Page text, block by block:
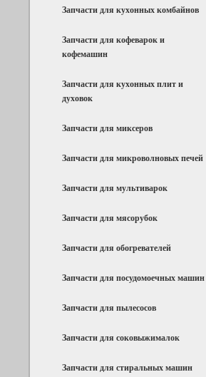
Запчасти для кухонных комбайнов
Запчасти для кофеварок и
кофемашин
Запчасти для кухонных плит и
духовок
Запчасти для миксеров
Запчасти для микроволновых печей
Запчасти для мультиварок
Запчасти для мясорубок
Запчасти для обогревателей
Запчасти для посудомоечных машин
Запчасти для пылесосов
Запчасти для соковыжималок
Запчасти для стиральных машин